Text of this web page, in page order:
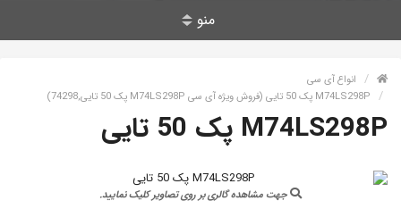
منو
انواع آی سی
M74LS298P پک 50 تایی (فروش ویژه آی سی M74LS298P پک 50 تایی,74298)
M74LS298P پک 50 تایی
جهت مشاهده گالری بر روی تصاویر کلیک نمایید.